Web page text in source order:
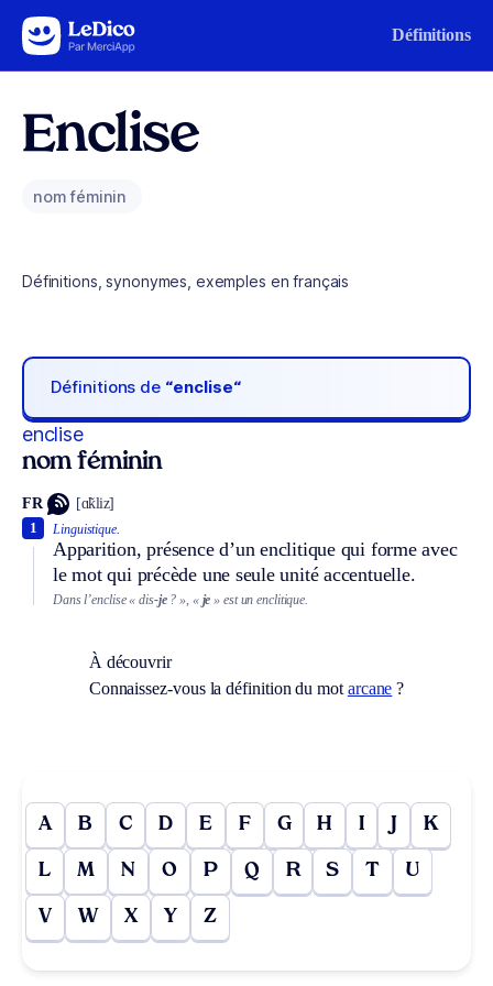
Aller au contenu Définitions
Enclise
nom féminin
Définitions, synonymes, exemples en français
Définitions de “enclise“
enclise
nom féminin
FR [ɑ̃kliz]
Linguistique.
Apparition, présence d’un enclitique qui forme avec
le mot qui précède une seule unité accentuelle.
1
Dans l’enclise « dis-je? », « je » est un enclitique.
À découvrir
Connaissez-vous la définition du mot arcane ?
A B C D E F G H I J K
L M N O P Q R S T U
V W X Y Z